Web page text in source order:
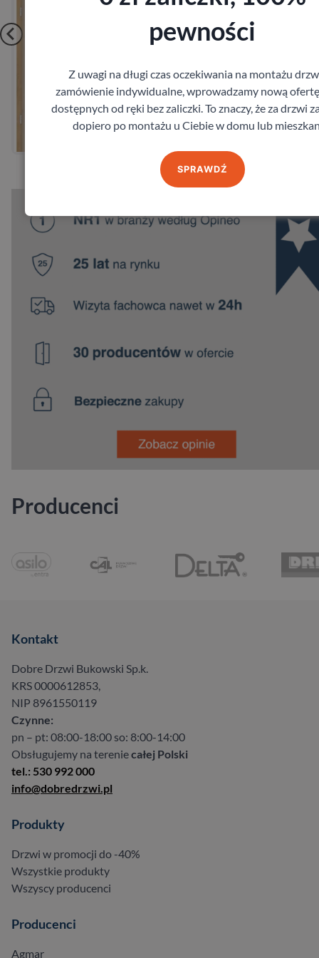
Zobacz
Producenci
Kontakt
Dobre Drzwi Bukowski Sp.k.
KRS 0000612853,
NIP 8961550119
Czynne:
pn – pt: 08:00-18:00 so: 8:00-14:00
Obsługujemy na tereniecałej Polski
tel.: 530 992 000
info@dobredrzwi.pl
Produkty
Drzwi w promocji do -40%
Wszystkie produkty
Wszyscy producenci
Producenci
Agmar
pewności
Z uwagi na długi czas oczekiwania na montażu
zamówienie indywidualne, wprowadzamy nową
dostępnych od ręki bez zaliczki. To znaczy, że za drzwi
dopiero po montażu u Ciebie w domu lub
SPRAWDŹ